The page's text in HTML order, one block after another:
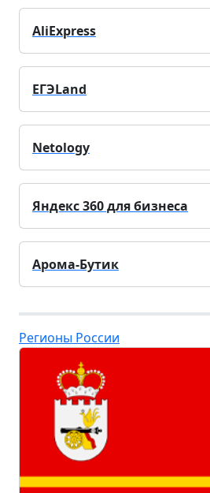
AliExpress
ЕГЭLand
Netology
Яндекс 360 для бизнеса
Арома-Бутик
Регионы России